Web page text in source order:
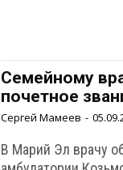
Семейному
почетное
Сергей Мамеев -
В Марий Эл врачу